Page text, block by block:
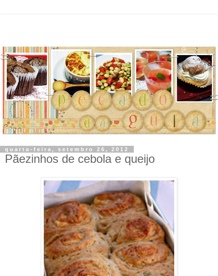
quarta-feira, setembro 26, 2012
Pãezinhos de cebola e queijo